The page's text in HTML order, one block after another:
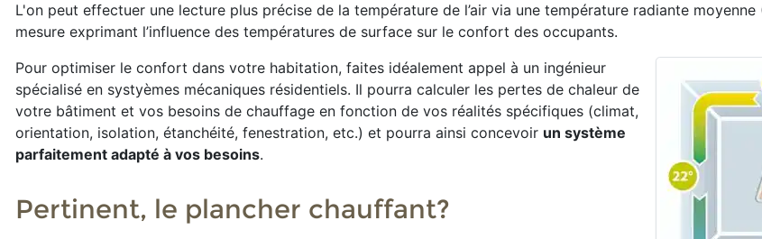
L'on peut effectuer une lecture plus précise de la température de l’air via une température radiante moyenne
mesure exprimant l’influence des températures de surface sur le confort des occupants.
Pour optimiser le confort dans votre habitation, faites idéalement appel à un ingénieur
spécialisé en systyèmes mécaniques résidentiels. Il pourra calculer les pertes de chaleur de
votre bâtiment et vos besoins de chauffage en fonction de vos réalités spécifiques (climat,
orientation, isolation, étanchéité, fenestration, etc.) et pourra ainsi concevoir un système
parfaitement adapté à vos besoins.
Pertinent, le plancher chauffant?